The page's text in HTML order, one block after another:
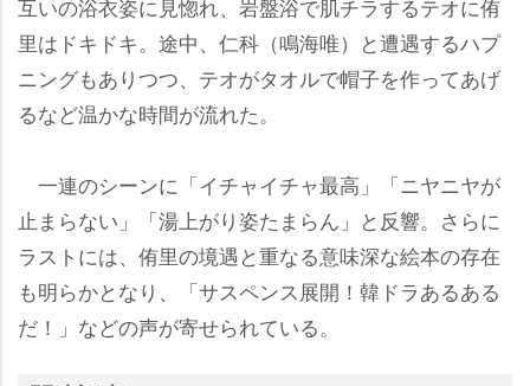
互いの浴衣姿に見惚れ、岩盤浴で肌チラするテオに侑
里はドキドキ。途中、仁科（鳴海唯）と遭遇するハプ
ニングもありつつ、テオがタオルで帽子を作ってあげ
るなど温かな時間が流れた。
一連のシーンに「イチャイチャ最高」「ニヤニヤが
止まらない」「湯上がり姿たまらん」と反響。さらに
ラストには、侑里の境遇と重なる意味深な絵本の存在
も明らかとなり、「サスペンス展開！韓ドラあるある
だ！」などの声が寄せられている。